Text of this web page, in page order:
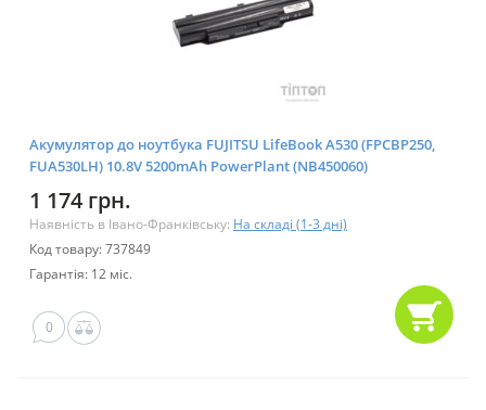
Акумулятор до ноутбука FUJITSU LifeBook A530 (FPCBP250,
FUA530LH) 10.8V 5200mAh PowerPlant (NB450060)
1 174 грн.
Наявність в Івано-Франківську: На складі (1-3 дні)
Код товару: 737849
Гарантія: 12 міс.
0